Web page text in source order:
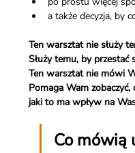
a także decyzja, by
Ten warsztat nie służy
Służy temu, by przestać
Ten warsztat nie mówi
Pomaga Wam
jaki to ma wpływ na
Co mówią